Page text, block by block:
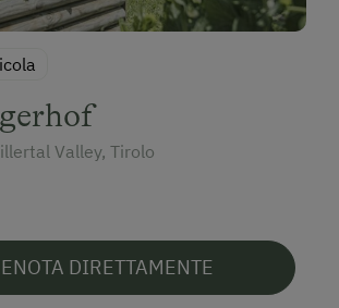
Valley, Tirolo
DIRETTAMENTE